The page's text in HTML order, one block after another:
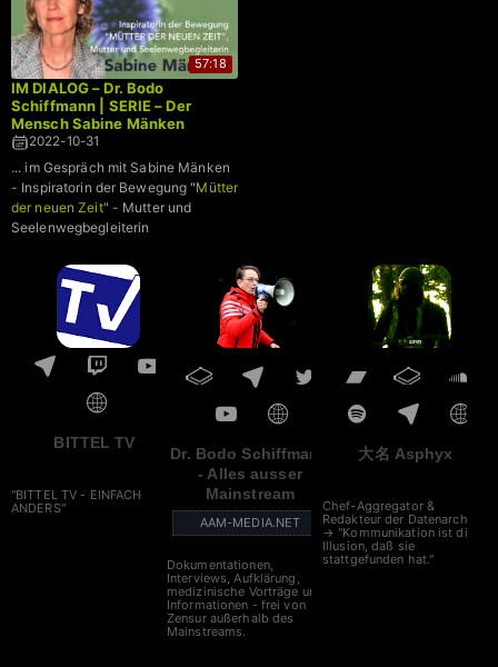
57:18
IM DIALOG – Dr. Bodo
Schiffmann | SERIE – Der
Mensch Sabine Mänken
2022-10-31
... im Gespräch mit Sabine Mänken
- Inspiratorin der Bewegung "Mütter
der neuen Zeit" - Mutter und
Seelenwegbegleiterin
BITTEL TV
"BITTEL TV - EINFACH
ANDERS"
Dr. Bodo Schiffmann
- Alles ausser
Mainstream
AAM-MEDIA.NET
Dokumentationen,
Interviews, Aufklärung,
medizinische Vorträge und
Informationen - frei von
Zensur außerhalb des
Mainstreams.
大名 Asphyx
Chef-Aggregator &
Redakteur der Datenarche
→ "Kommunikation ist die
Illusion, daß sie
stattgefunden hat."